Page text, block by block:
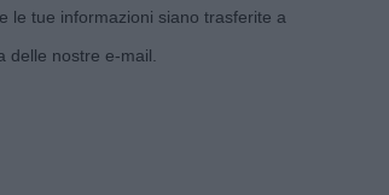
le tue informazioni siano trasferite a
delle nostre e-mail.